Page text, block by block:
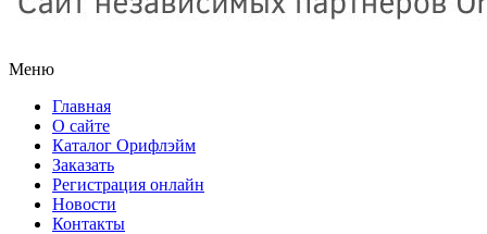
Меню
Главная
О сайте
Каталог Орифлэйм
Заказать
Регистрация онлайн
Новости
Контакты